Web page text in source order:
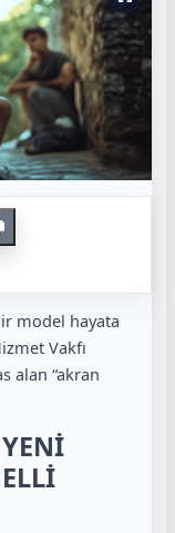
model hayata
Vakfı
alan “akran